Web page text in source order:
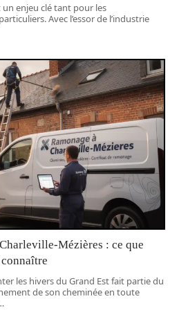
enjeu clé tant pour les
Avec l’essor de l’industrie
Mézières : ce que
les hivers du Grand Est fait partie du
de son cheminée en toute